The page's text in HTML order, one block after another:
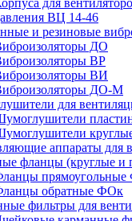
для
ВЦ 14-46
и резиновые
ДО
ВР
ВИ
ДО-М
для
аппараты для
фланцы (круглые и
обратные ФОк
фильтры для